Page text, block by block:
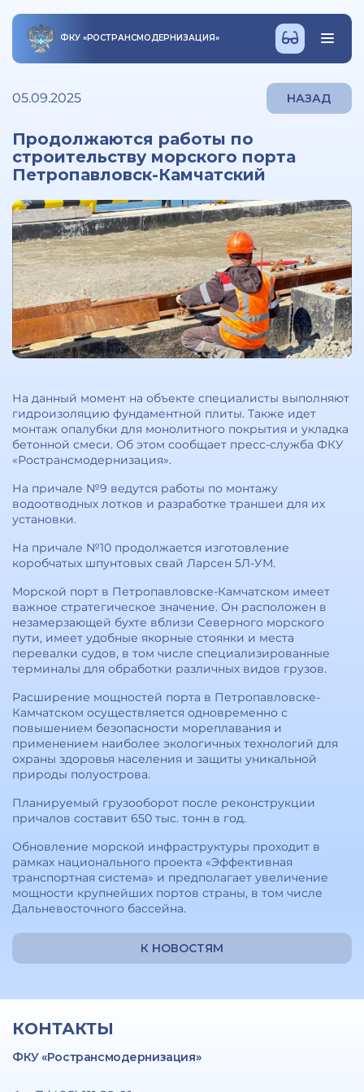
ФКУ «РОСТРАНСМОДЕРНИЗАЦИЯ»
05.09.2025 НАЗАД
Продолжаются работы по
строительству морского порта
Петропавловск-Камчатский
На данный момент на объекте специалисты выполняют
гидроизоляцию фундаментной плиты. Также идет
монтаж опалубки для монолитного покрытия и укладка
бетонной смеси. Об этом сообщает пресс-служба ФКУ
«Ространсмодернизация».
На причале №9 ведутся работы по монтажу
водоотводных лотков и разработке траншеи для их
установки.
На причале №10 продолжается изготовление
коробчатых шпунтовых свай Ларсен 5Л-УМ.
Морской порт в Петропавловске-Камчатском имеет
важное стратегическое значение. Он расположен в
незамерзающей бухте вблизи Северного морского
пути, имеет удобные якорные стоянки и места
перевалки судов, в том числе специализированные
терминалы для обработки различных видов грузов.
Расширение мощностей порта в Петропавловске-
Камчатском осуществляется одновременно с
повышением безопасности мореплавания и
применением наиболее экологичных технологий для
охраны здоровья населения и защиты уникальной
природы полуострова.
Планируемый грузооборот после реконструкции
причалов составит 650 тыс. тонн в год.
Обновление морской инфраструктуры проходит в
рамках национального проекта «Эффективная
транспортная система» и предполагает увеличение
мощности крупнейших портов страны, в том числе
Дальневосточного бассейна.
К НОВОСТЯМ
КОНТАКТЫ
ФКУ «Ространсмодернизация»